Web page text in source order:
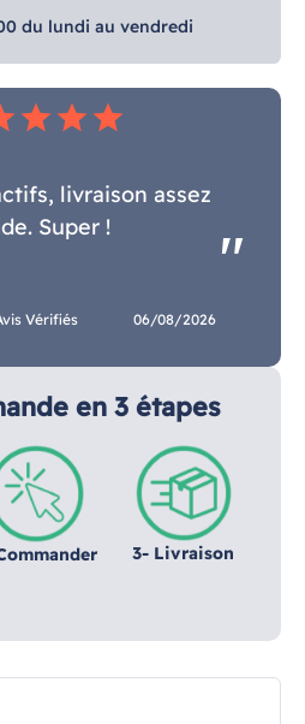
du lundi au vendredi
en 3 étapes
3- Livraison
star star star
livraison assez
Super !
Vérifiés 06/08/2026